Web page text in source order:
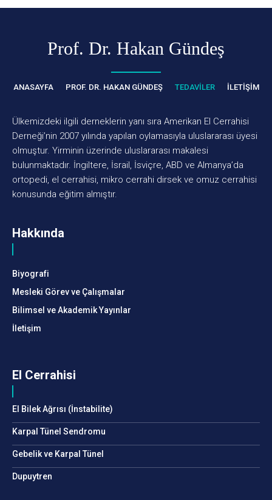
Prof. Dr. Hakan Gündeş
ANASAYFA PROF. DR. HAKAN GÜNDEŞ TEDAVILER İLETIŞIM
Ülkemizdeki ilgili derneklerin yanı sıra Amerikan El Cerrahisi
Derneği’nin 2007 yılında yapılan oylamasıyla uluslararası üyesi
olmuştur. Yirminin üzerinde uluslararası makalesi
bulunmaktadır. İngiltere, İsrail, İsviçre, ABD ve Almanya’da
ortopedi, el cerrahisi, mikro cerrahi dirsek ve omuz cerrahisi
konusunda eğitim almıştır.
Hakkında
Biyografi
Mesleki Görev ve Çalışmalar
Bilimsel ve Akademik Yayınlar
İletişim
El Cerrahisi
El Bilek Ağrısı (İnstabilite)
Karpal Tünel Sendromu
Gebelik ve Karpal Tünel
Dupuytren